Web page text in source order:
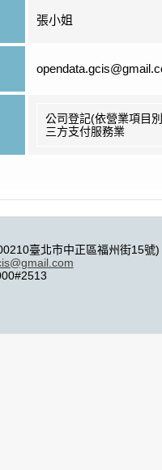
張小姐
公司登記(依營業項目
三方支付服務業
臺北市中正區福州街15號)